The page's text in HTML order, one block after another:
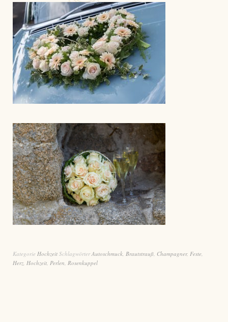
Kategorie Hochzeit SchlagwörterAutoschmuck, Brautstrauß, Champagner, Feste,
Herz, Hochzeit, Perlen, Rosenkuppel